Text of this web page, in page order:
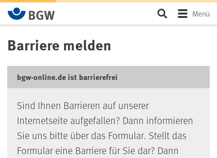
Zum Hauptinhalt springen SeiteMenü
Barriere melden
bgw-online.de ist barrierefrei
Sind Ihnen Barrieren auf unserer
Internetseite aufgefallen? Dann informieren
Sie uns bitte über das Formular. Stellt das
Formular eine Barriere für Sie dar? Dann